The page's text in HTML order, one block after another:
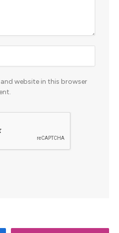
website in this browser